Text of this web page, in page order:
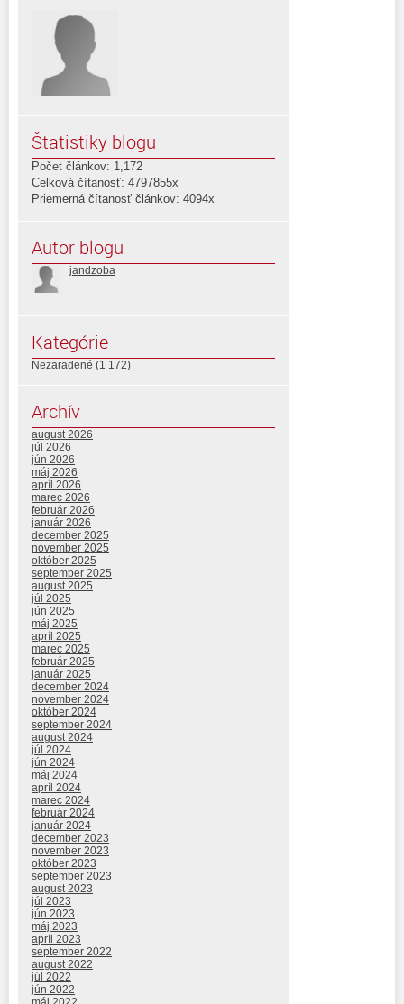
Štatistiky blogu
Počet článkov: 1,172
Celková čítanosť: 4797855x
Priemerná čítanosť článkov: 4094x
Autor blogu
jandzoba
Kategórie
Nezaradené (1 172)
Archív
august 2026
júl 2026
jún 2026
máj 2026
apríl 2026
marec 2026
február 2026
január 2026
december 2025
november 2025
október 2025
september 2025
august 2025
júl 2025
jún 2025
máj 2025
apríl 2025
marec 2025
február 2025
január 2025
december 2024
november 2024
október 2024
september 2024
august 2024
júl 2024
jún 2024
máj 2024
apríl 2024
marec 2024
február 2024
január 2024
december 2023
november 2023
október 2023
september 2023
august 2023
júl 2023
jún 2023
máj 2023
apríl 2023
september 2022
august 2022
júl 2022
jún 2022